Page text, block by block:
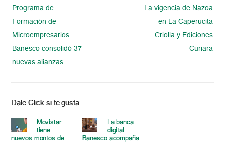
Programa de
Formación de
Microempresarios
Banesco consolidó 37
nuevas alianzas
La vigencia de Nazoa
en La Caperucita
Criolla y Ediciones
Curiara
Dale Click si te gusta
Movistar
tiene
nuevos montos de
La banca
digital
Banesco acompaña